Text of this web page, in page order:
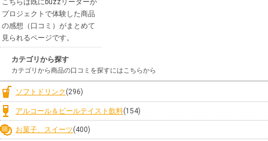
こちらは既にbuzzリーダーが
プロジェクトで体験した商品
の感想（口コミ）がまとめて
見られるページです。
カテゴリから探す
カテゴリから商品の口コミを探すにはこちらから
ソフトドリンク (296)
アルコール＆ビールテイスト飲料(154)
お菓子、スイーツ(400)